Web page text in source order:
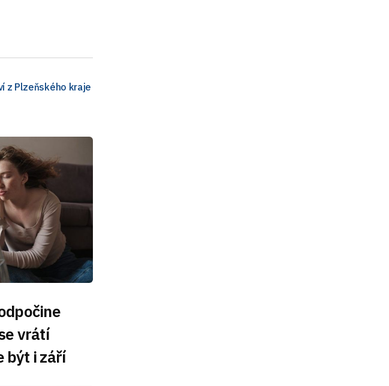
z Plzeňského kraje
vrátí
být i září